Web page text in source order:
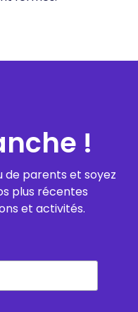
!
de parents et soyez
plus récentes
et activités.